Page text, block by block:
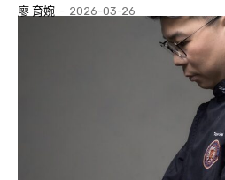
廖 育婉 - 2026-03-26